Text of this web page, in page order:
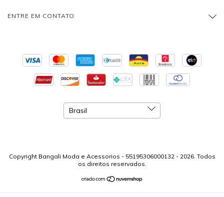
ENTRE EM CONTATO
Copyright Bangali Moda e Acessorios - 55195306000132 - 2026. Todos
os direitos reservados.